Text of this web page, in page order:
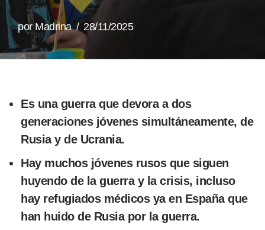
por Madrina 28/11/2025
Es una guerra que devora a dos
generaciones jóvenes simultáneamente, de
Rusia y de Ucrania.
Hay muchos jóvenes rusos que siguen
huyendo de la guerra y la crisis, incluso
hay refugiados médicos ya en España que
han huido de Rusia por la guerra.